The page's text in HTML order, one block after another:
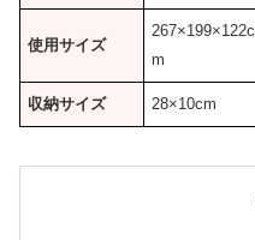
使用サイズ
267×199×122c
m
収納サイズ 28×10cm